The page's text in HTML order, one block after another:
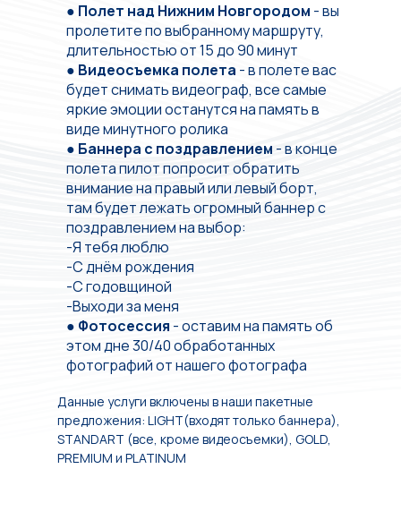
● Полет над Нижним Новгородом - вы
пролетите по выбранному маршруту,
длительностью от 15 до 90 минут
● Видеосъемка полета - в полете вас
будет снимать видеограф, все самые
яркие эмоции останутся на память в
виде минутного ролика
● Баннера с поздравлением - в конце
полета пилот попросит обратить
внимание на правый или левый борт,
там будет лежать огромный баннер с
поздравлением на выбор:
ㅤ-Я тебя люблю
ㅤ-С днём рождения
ㅤ-С годовщиной
ㅤ-Выходи за меня
● Фотосессия - оставим на память об
этом дне 30/40 обработанных
фотографий от нашего фотографа
Данные услуги включены в наши пакетные
предложения: LIGHT(входят только баннера),
STANDART (все, кроме видеосъемки), GOLD,
PREMIUM и PLATINUM